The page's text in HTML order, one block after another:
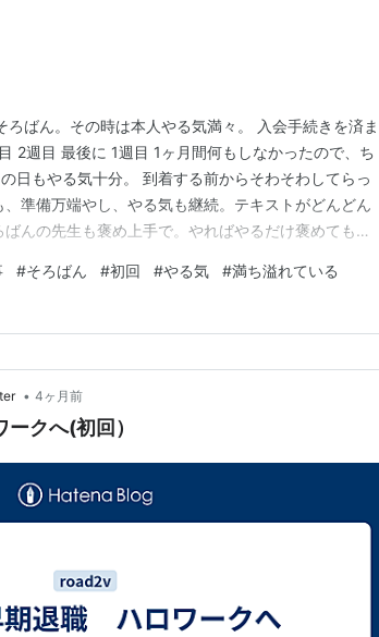
ろばん。その時は本人やる気満々。 入会手続きを済ま
2週目 最後に 1週目 1ヶ月間何もしなかったので、ち
日もやる気十分。 到着する前からそわそわしてらっ
準備万端やし、やる気も継続。テキストがどんどん
んの先生も褒め上手で。やればやるだけ褒めてもら
一緒にいなくても、今はやる気に満ち溢れているから
なってくる…
#そろばん #初回 #やる気 #満ち溢れている
• 4ヶ月前
クへ(初回）